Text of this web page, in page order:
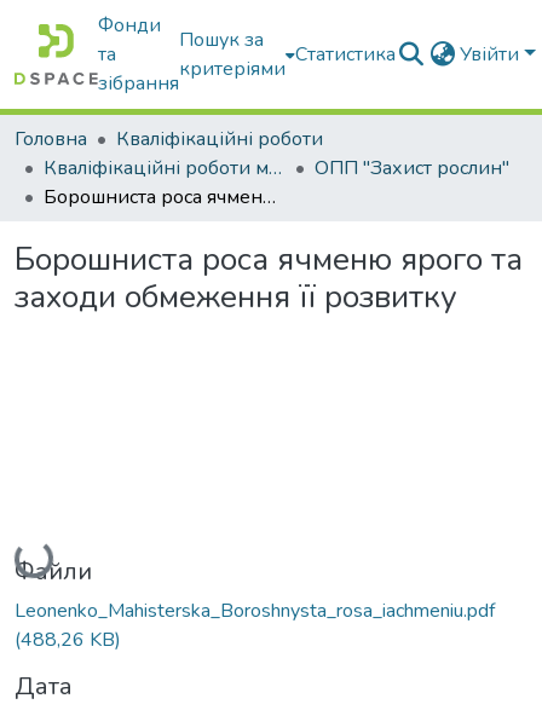
Фонди
та
зібрання
Пошук за
критеріями
Статистика Увійти
Головна
Кваліфікаційні роботи
Кваліфікаційні роботи магістрів
ОПП "Захист рослин"
Борошниста роса ячменю ярого та заходи обмеження її розвитку
Борошниста роса ячменю ярого та
заходи обмеження її розвитку
Вантажиться...
Файли
Leonenko_Mahisterska_Boroshnysta_rosa_iachmeniu.pdf
(488,26 KB)
Дата